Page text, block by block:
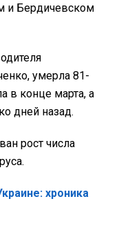
и Бердичевском
умерла 81-
в конце марта, а
дней назад.
рост числа
хроника